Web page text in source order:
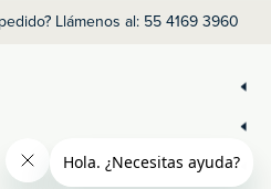
Llámenos al: 55 4169 3960